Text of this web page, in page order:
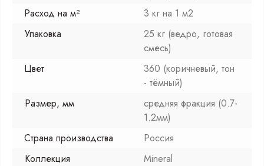
Расход на м²
3 кг на 1 м2
Упаковка
25 кг (ведро, готовая
смесь)
Цвет
360 (коричневый, тон
- тёмный)
Размер, мм
средняя фракция (0.7-
1.2мм)
Страна производства
Россия
Коллекция
Mineral